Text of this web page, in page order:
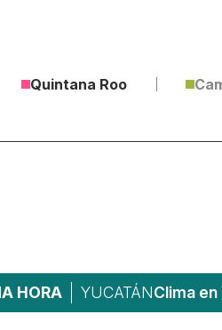
Quintana Roo
HORA YUCATÁNClima